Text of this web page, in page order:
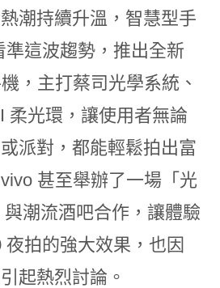
潮持續升溫，智慧型手
這波趨勢，推出全新
，主打蔡司光學系統、
柔光環，讓使用者無論
派對，都能輕鬆拍出富
甚至舉辦了一場「光
潮流酒吧合作，讓體驗
拍的強大效果，也因
起熱烈討論。